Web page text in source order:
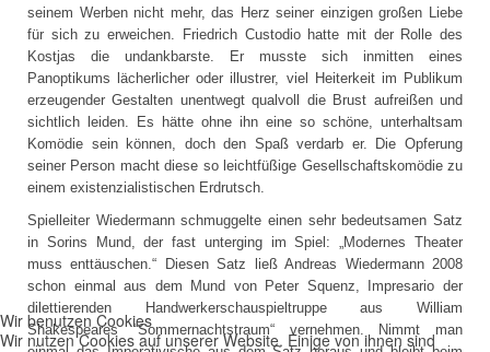
seinem Werben nicht mehr, das Herz seiner einzigen großen Liebe
für sich zu erweichen. Friedrich Custodio hatte mit der Rolle des
Kostjas die undankbarste. Er musste sich inmitten eines
Panoptikums lächerlicher oder illustrer, viel Heiterkeit im Publikum
erzeugender Gestalten unentwegt qualvoll die Brust aufreißen und
sichtlich leiden. Es hätte ohne ihn eine so schöne, unterhaltsam
Komödie sein können, doch den Spaß verdarb er. Die Opferung
seiner Person macht diese so leichtfüßige Gesellschaftskomödie zu
einem existenzialistischen Erdrutsch.
Spielleiter Wiedermann schmuggelte einen sehr bedeutsamen Satz
in Sorins Mund, der fast unterging im Spiel: „Modernes Theater
muss enttäuschen.“ Diesen Satz ließ Andreas Wiedermann 2008
schon einmal aus dem Mund von Peter Squenz, Impresario der
dilettierenden Handwerkerschauspieltruppe aus William
Shakespeares “Sommernachtstraum“ vernehmen. Nimmt man
Wir benutzen Cookies
Wir nutzen Cookies auf unserer Website. Einige von ihnen sind